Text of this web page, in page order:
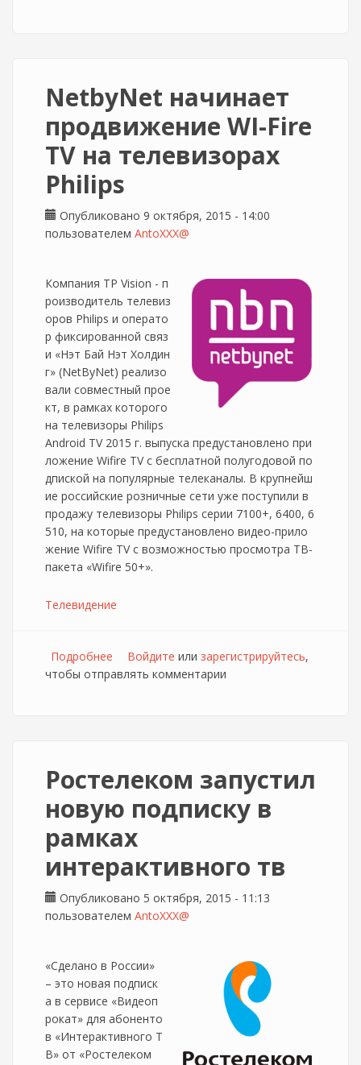
NetbyNet начинает
продвижение WI-Fire
TV на телевизорах
Philips
Опубликовано 9 октября, 2015 - 14:00
пользователем AntoXXX@
Компания TP Vision - п
роизводитель телевиз
оров Philips и операто
р фиксированной связ
и «Нэт Бай Нэт Холдин
г» (NetByNet) реализо
вали совместный прое
кт, в рамках которого
на телевизоры Philips
Android TV 2015 г. выпуска предустановлено при
ложение Wifire TV c бесплатной полугодовой по
дпиской на популярные телеканалы. В крупнейш
ие российские розничные сети уже поступили в
продажу телевизоры Philips серии 7100+, 6400, 6
510, на которые предустановлено видео-прило
жение Wifire TV с возможностью просмотра ТВ-
пакета «Wifire 50+».
Телевидение
Подробнее о NetbyNet начинает продвижение WI-Fire
TV на телевизорах Philips
Войдите или зарегистрируйтесь,
чтобы отправлять комментарии
Ростелеком запустил
новую подписку в
рамках
интерактивного тв
Опубликовано 5 октября, 2015 - 11:13
пользователем AntoXXX@
«Сделано в России»
– это новая подписк
а в сервисе «Видеоп
рокат» для абоненто
в «Интерактивного Т
В» от «Ростелеком